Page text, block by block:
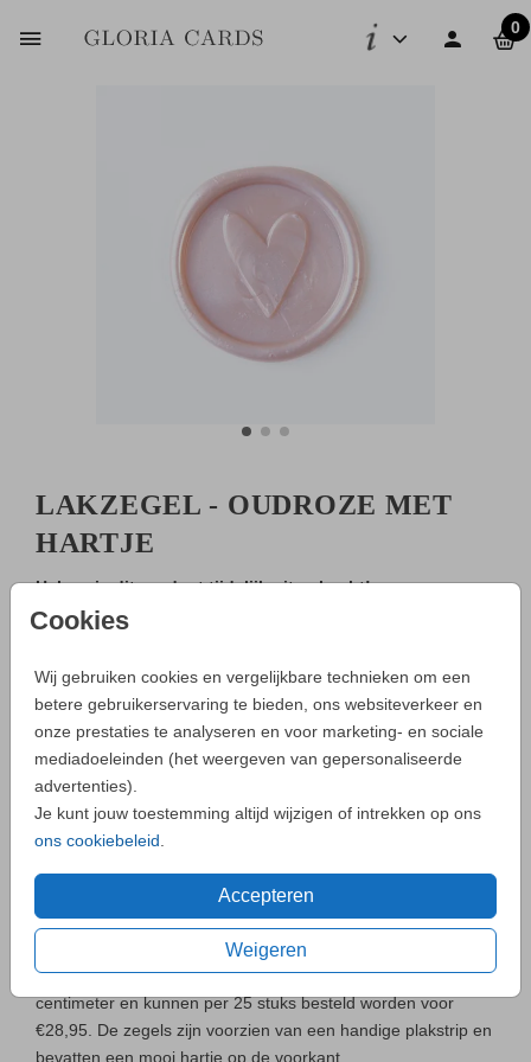
0
Cookies
Wij gebruiken cookies en vergelijkbare technieken om een
betere gebruikerservaring te bieden, ons websiteverkeer en
onze prestaties te analyseren en voor marketing- en sociale
mediadoeleinden (het weergeven van gepersonaliseerde
advertenties).
Je kunt jouw toestemming altijd wijzigen of intrekken op ons
ons cookiebeleid
Accepteren
Weigeren
LAKZEGEL - OUDROZE MET
HARTJE
Helaas is dit product tijdelijk uitverkocht!
- Zo maak je altijd een unieke kaart
contact
OMSCHRIJVING
Deze mooie blush lakzegels zijn dun, licht van gewicht en
kunnen niet breken. De doorsnee van onze lakzegels is 3
centimeter en kunnen per 25 stuks besteld worden voor
€28,95. De zegels zijn voorzien van een handige plakstrip en
bevatten een mooi hartje op de voorkant.